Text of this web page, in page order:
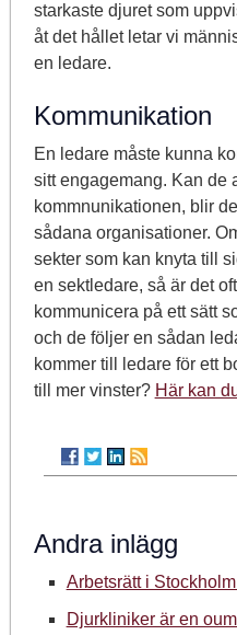
starkaste djuret som
åt det hållet letar vi
en ledare.
Kommunikation
En ledare måste kunna
sitt engagemang. Kan de
kommnunikationen, blir
sådana organisationer.
sekter som kan knyta till
en sektledare, så är det
kommunicera på ett sätt
och de följer en sådan
kommer till ledare för ett
till mer vinster? Här kan
Andra inlägg
Arbetsrätt i
Djurkliniker är en